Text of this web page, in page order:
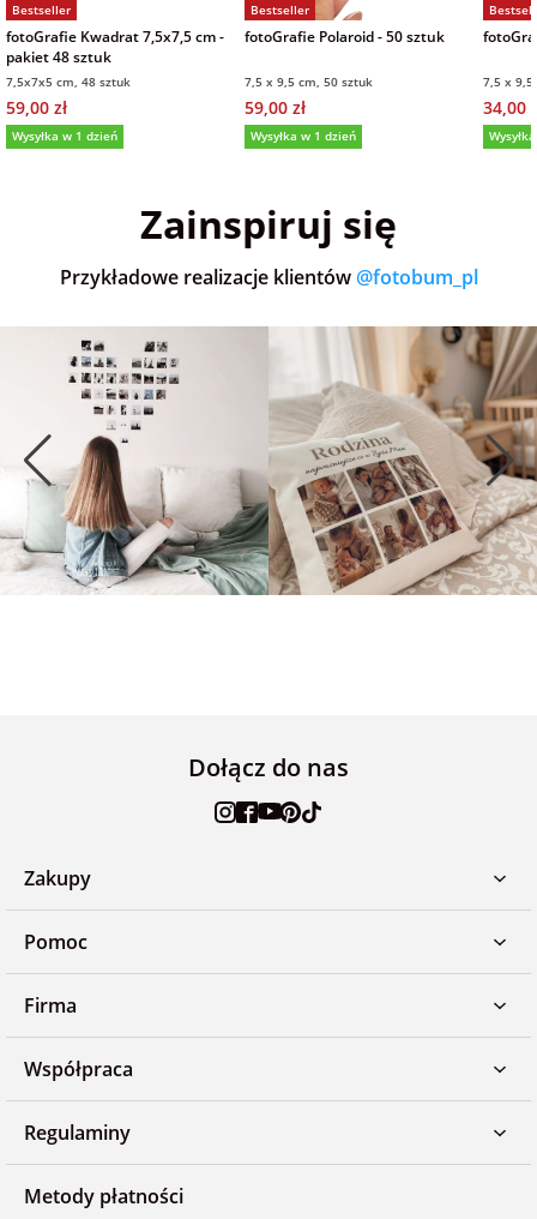
Bestseller
fotoGrafie Kwadrat 7,5x7,5 cm -
pakiet 48 sztuk
7,5x7x5 cm, 48 sztuk
59,00 zł
Wysyłka w 1 dzień
Bestseller
fotoGrafie Polaroid - 50 sztuk
7,5 x 9,5 cm, 50 sztuk
59,00 zł
Wysyłka w 1 dzień
7,5 x
34,00
Zainspiruj się
Przykładowe realizacje klientów @fotobum_pl
Dołącz do nas
Zakupy
Pomoc
Firma
Współpraca
Regulaminy
Metody płatności